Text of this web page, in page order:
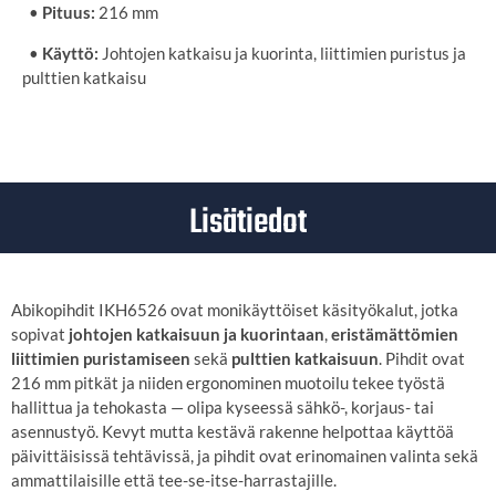
• Pituus: 216 mm
• Käyttö: Johtojen katkaisu ja kuorinta, liittimien puristus ja
pulttien katkaisu
Lisätiedot
Abikopihdit IKH6526 ovat monikäyttöiset käsityökalut, jotka
sopivat johtojen katkaisuun ja kuorintaan,eristämättömien
liittimien puristamiseen sekä pulttien katkaisuun. Pihdit ovat
216 mm pitkät ja niiden ergonominen muotoilu tekee työstä
hallittua ja tehokasta — olipa kyseessä sähkö-, korjaus- tai
asennustyö. Kevyt mutta kestävä rakenne helpottaa käyttöä
päivittäisissä tehtävissä, ja pihdit ovat erinomainen valinta sekä
ammattilaisille että tee-se-itse-harrastajille.